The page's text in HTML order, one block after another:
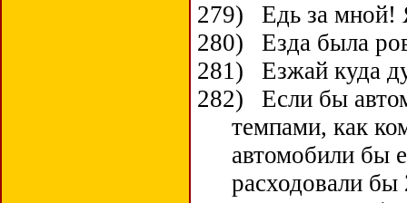
279)
Едь за мной!
280)
Езда была
281)
Езжай куда
282)
Если бы
темпами, как
автомобили бы
расходовали бы